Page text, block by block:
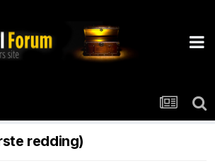
redding)